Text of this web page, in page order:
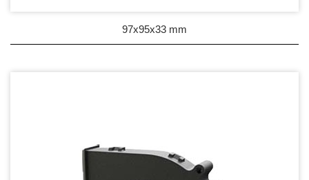
97x95x33 mm